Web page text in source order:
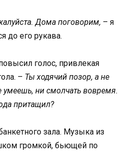
Дома поговорим, – я
до его рукава.
голос, привлекая
– Ты ходячий позор, а не
умеешь, ни смолчать вовремя.
притащил?
зала. Музыка из
громкой, бьющей по